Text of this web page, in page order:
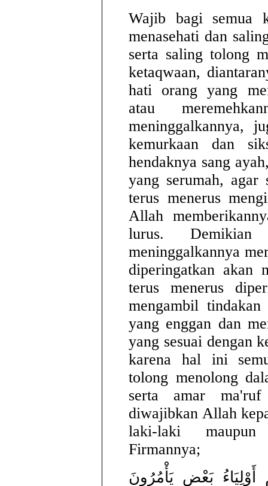
Wajib bagi semua
menasehati dan
serta saling tolong
ketaqwaan,
hati orang yang
atau
meninggalkannya,
kemurkaan dan
hendaknya sang
yang serumah, agar
terus menerus
Allah
lurus.
meninggalkannya
diperingatkan akan
terus menerus
mengambil tindakan
yang enggan dan
yang sesuai dengan
karena hal ini
tolong menolong
serta amar
diwajibkan Allah
laki-laki maupun
Firmannya;
أَوْلِيَاءُ بَعْضٍ يَأْمُرُونَ